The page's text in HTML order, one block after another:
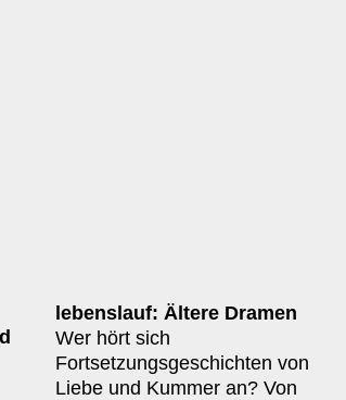
lebenslauf: Ältere Dramen
Wer hört sich
Fortsetzungsgeschichten von
Liebe und Kummer an? Von